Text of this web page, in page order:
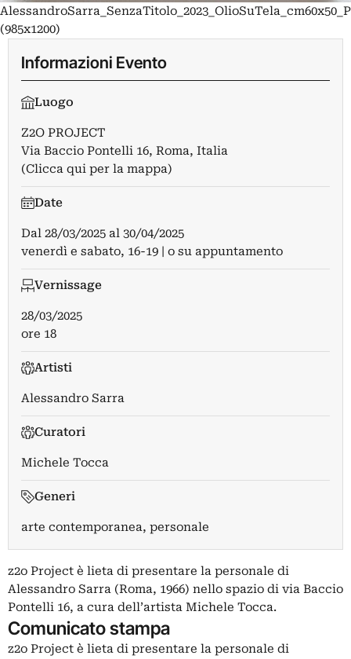
(985x1200)
Informazioni Evento
Luogo
Z2O PROJECT
Via Baccio Pontelli 16, Roma, Italia
(Clicca qui per la mappa)
Date
Dal 28/03/2025 al 30/04/2025
venerdì e sabato, 16-19 | o su appuntamento
Vernissage
28/03/2025
ore 18
Artisti
Alessandro Sarra
Curatori
Michele Tocca
Generi
arte contemporanea, personale
z2o Project è lieta di presentare la personale di
Alessandro Sarra (Roma, 1966) nello spazio di via Baccio
Pontelli 16, a cura dell’artista Michele Tocca.
Comunicato stampa
z2o Project è lieta di presentare la personale di